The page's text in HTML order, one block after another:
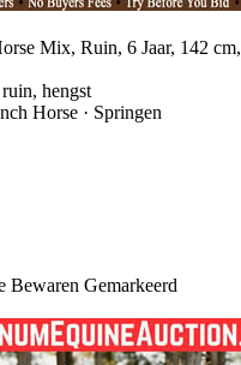
Mix, Ruin, 6 Jaar, 142 cm,
hengst
Horse · Springen
Bewaren Gemarkeerd